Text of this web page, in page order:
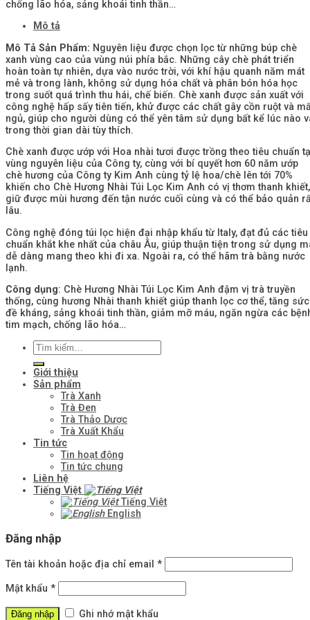
chống lão hóa, sảng khoái tinh thần…
Mô tả
Mô Tả Sản Phẩm: Nguyên liệu được chọn lọc từ những búp chè
xanh vùng cao của vùng núi phía bắc. Những cây chè phát triển
hoàn toàn tự nhiên, dựa vào nước trời, với khí hậu quanh năm mát
mẻ và trong lành, không sử dụng hóa chất và phân bón hóa học
trong suốt quá trình thu hái, chế biến. Chè xanh được sản xuất với
công nghệ hấp sấy tiên tiến, khử được các chất gây cồn ruột và
ngủ, giúp cho người dùng có thể yên tâm sử dụng bất kể lúc nào
trong thời gian dài tùy thích.
Chè xanh được ướp với Hoa nhài tươi được trồng theo tiêu chuẩn
vùng nguyên liệu của Công ty, cùng với bí quyết hơn 60 năm ướp
chè hương của Công ty Kim Anh cùng tỷ lệ hoa/chè lên tới 70%
khiến cho Chè Hương Nhài Túi Lọc Kim Anh có vị thơm thanh khiết,
giữ được mùi hương đến tận nước cuối cùng và có thể bảo quản
lâu.
Công nghệ đóng túi lọc hiện đại nhập khẩu từ Italy, đạt đủ các tiêu
chuẩn khắt khe nhất của châu Âu, giúp thuận tiện trong sử dụng
dễ dàng mang theo khi đi xa. Ngoài ra, có thể hãm trà bằng nước
lạnh.
Công dụng: Chè Hương Nhài Túi Lọc Kim Anh đậm vị trà truyền
thống, cùng hương Nhài thanh khiết giúp thanh lọc cơ thể, tăng sức
đề kháng, sảng khoái tinh thần, giảm mỡ máu, ngăn ngừa các
tim mạch, chống lão hóa…
Giới thiệu
Sản phẩm
Trà Xanh
Trà Đen
Trà Thảo Dược
Trà Xuất Khẩu
Tin tức
Tin hoạt động
Tin tức chung
Liên hệ
Tiếng Việt
Tiếng Việt
English
Đăng nhập
Tên tài khoản hoặc địa chỉ email *
Mật khẩu *
Đăng nhập Ghi nhớ mật khẩu